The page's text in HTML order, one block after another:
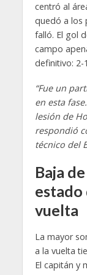
centró al
quedó a los
falló. El gol
campo
definitivo: 2-
“Fue un
en esta
lesión de
respondió
técnico del
Baja
estado
vuelta
La mayor
a la vuelta
El capitán y